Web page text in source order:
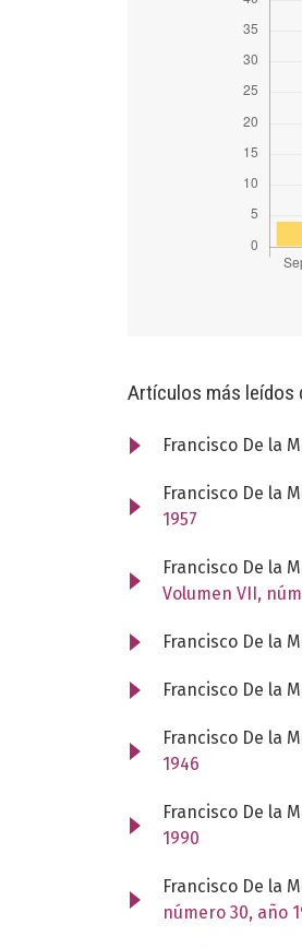
Artículos más leídos
Francisco De la
Francisco De la
1957
Francisco De la
Volumen VII,
Francisco De la
Francisco De la
Francisco De la
1946
Francisco De la
1990
Francisco De la
número 30, año